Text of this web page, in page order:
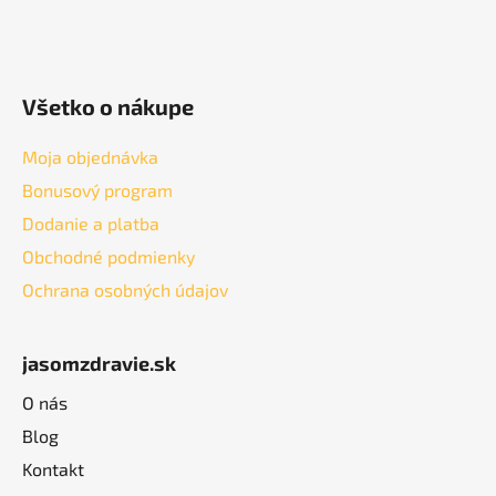
Všetko o nákupe
Moja objednávka
Bonusový program
Dodanie a platba
Obchodné podmienky
Ochrana osobných údajov
jasomzdravie.sk
O nás
Blog
Kontakt